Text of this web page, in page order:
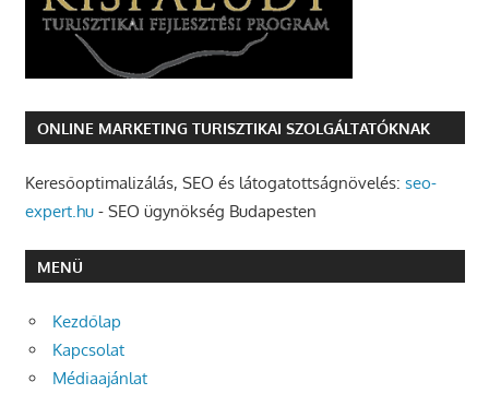
ONLINE MARKETING TURISZTIKAI SZOLGÁLTATÓKNAK
Keresőoptimalizálás, SEO és látogatottságnövelés: seo-
expert.hu- SEO ügynökség Budapesten
MENÜ
Kezdőlap
Kapcsolat
Médiaajánlat